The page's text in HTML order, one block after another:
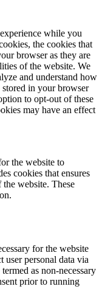
while you
the cookies that
browser as they are
of the website. We
and understand how
in your browser
to opt-out of these
may have an effect
the website to
cookies that ensures
website. These
for the website
personal data via
as non-necessary
prior to running